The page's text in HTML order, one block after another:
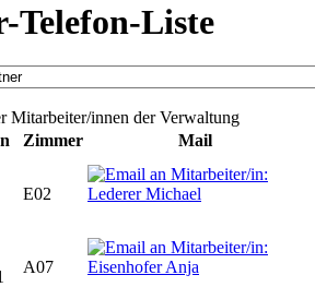
Telefon-Liste
Mitarbeiter/innen der Verwaltung
Zimmer
Mail
E02
A07